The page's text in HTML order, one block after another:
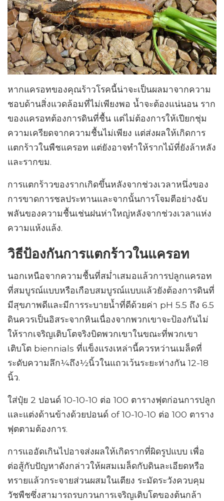
หากแครอทของคุณร้าวโรคนี้น่าจะเป็นผลมาจากความ
ชอบด้านสิ่งแวดล้อมที่ไม่เพียงพอ น้ำจะต้องแน่นอน ราก
ของแครอทต้องการดินที่ชื้น แต่ไม่ต้องการให้เปียกชุ่ม
ความเครียดจากความชื้นไม่เพียง แต่ส่งผลให้เกิดการ
แตกร้าวในพืชแครอท แต่ยังอาจทำให้รากไม้ที่ยังล้าหลัง
และรากขม.
การแตกร้าวของรากเกิดขึ้นหลังจากช่วงเวลาหนึ่งของ
การขาดการชลประทานและจากนั้นการโจมตีอย่างฉับ
พลันของความชื้นเช่นฝนห่าใหญ่หลังจากช่วงเวลาแห่ง
ความแห้งแล้ง.
วิธีป้องกันการแตกร้าวในแครอท
นอกเหนือจากความชื้นที่สม่ำเสมอแล้วการปลูกแครอท
ที่สมบูรณ์แบบหรือเกือบสมบูรณ์แบบแล้วยังต้องการดินที่
มีสุขภาพดีและมีการระบายน้ำที่ดีด้วยค่า pH 5.5 ถึง 6.5
ดินควรเป็นอิสระจากหินเนื่องจากพวกเขาจะป้องกันไม่
ให้รากเจริญเติบโตจริงบิดพวกเขาในขณะที่พวกเขา
เติบโต biennials ที่แข็งแรงเหล่านี้ควรหว่านเมล็ดที่
ระดับความลึก¼ถึง½นิ้วในแถวเว้นระยะห่างกัน 12-18
นิ้ว.
ใส่ปุ๋ย 2 ปอนด์ 10-10-10 ต่อ 100 ตารางฟุตก่อนการปลูก
และแต่งด้านข้างด้วยปอนด์ of 10-10-10 ต่อ 100 ตาราง
ฟุตตามต้องการ.
การแออัดเกินไปอาจส่งผลให้เกิดรากที่ผิดรูปแบบ เพื่อ
ต่อสู้กับปัญหาดังกล่าวให้ผสมเมล็ดกับดินละเอียดหรือ
ทรายแล้วกระจายส่วนผสมในเตียง ระมัดระวังควบคุม
วัชพืชซึ่งสามารถรบกวนการเจริญเติบโตของต้นกล้า